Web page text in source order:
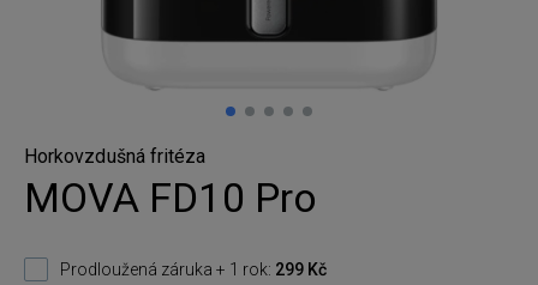
Horkovzdušná fritéza
MOVA FD10 Pro
Prodloužená záruka + 1 rok: 299 Kč